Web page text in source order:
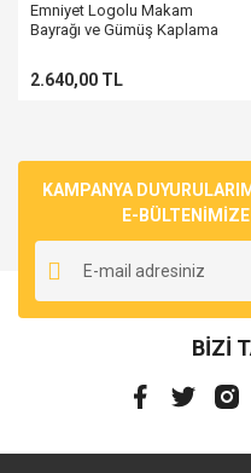
Emniyet Logolu Makam
Bayrağı ve Gümüş Kaplama
2.640,00 TL
KAMPANYA
E-
BİZİ